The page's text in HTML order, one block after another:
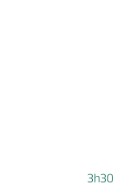
3h30